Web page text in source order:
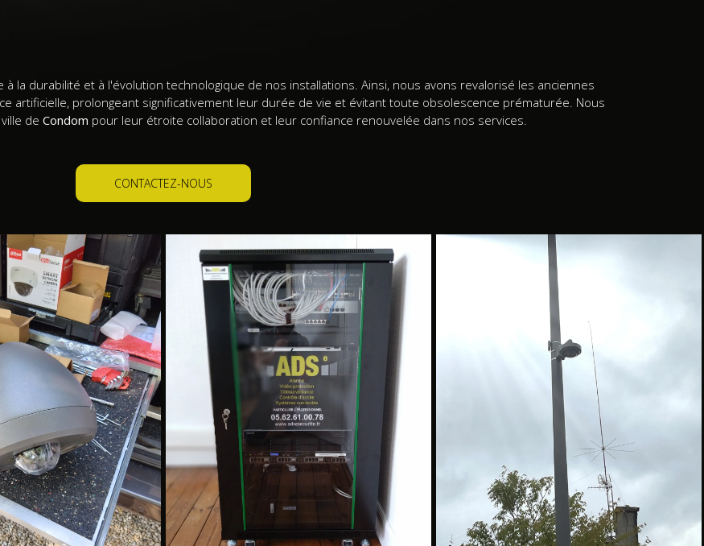
la durabilité et à l'évolution technologique de nos installations. Ainsi, nous avons revalorisé les anciennes
artificielle, prolongeant significativement leur durée de vie et évitant toute obsolescence prématurée. Nous
de Condom pour leur étroite collaboration et leur confiance renouvelée dans nos services.
CONTACTEZ-NOUS